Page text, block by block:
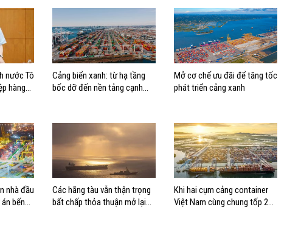
nước Tô
hàng
Cảng biển xanh: từ hạ tầng
bốc dỡ đến nền tảng cạnh
Mở cơ chế ưu đãi để tăng tốc
phát triển cảng xanh
nhà đầu
bến
Các hãng tàu vẫn thận trọng
bất chấp thỏa thuận mở lại
Khi hai cụm cảng container
Việt Nam cùng chung tốp 20